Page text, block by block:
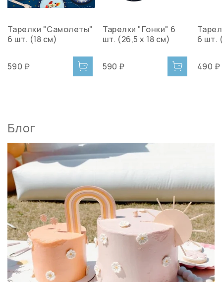
Тарелки "Самолеты"
6 шт. (18 см)
590 ₽
Тарелки "Гонки" 6
шт. (26,5 х 18 см)
590 ₽
6 шт.
490 ₽
Блог